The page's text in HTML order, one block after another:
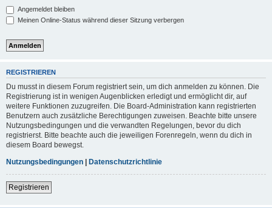
Angemeldet bleiben
Meinen Online-Status während dieser Sitzung verbergen
REGISTRIEREN
Du musst in diesem Forum registriert sein, um dich anmelden zu können. Die
Registrierung ist in wenigen Augenblicken erledigt und ermöglicht dir, auf
weitere Funktionen zuzugreifen. Die Board-Administration kann registrierten
Benutzern auch zusätzliche Berechtigungen zuweisen. Beachte bitte unsere
Nutzungsbedingungen und die verwandten Regelungen, bevor du dich
registrierst. Bitte beachte auch die jeweiligen Forenregeln, wenn du dich in
diesem Board bewegst.
Nutzungsbedingungen | Datenschutzrichtlinie
Registrieren